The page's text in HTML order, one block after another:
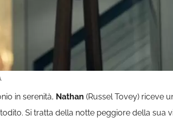
in serenità, Nathan (Russel Tovey) riceve
Si tratta della notte peggiore della sua